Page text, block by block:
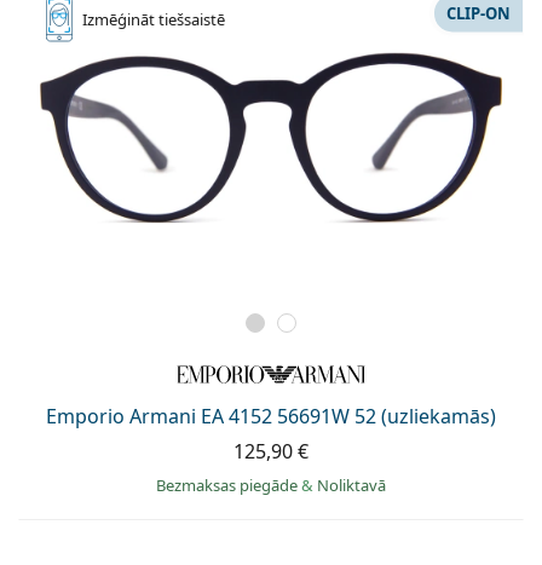
Izmēģināttiešsaistē
Emporio Armani EA 4152 56691W 52 (uzliekamās)
CLIP-ON
125,90 €
Bezmaksas piegāde& Noliktavā